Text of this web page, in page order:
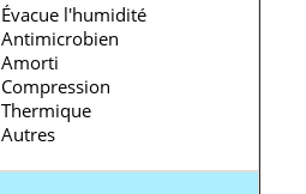
Évacue l'humidité
Antimicrobien
Amorti
Compression
Thermique
Autres